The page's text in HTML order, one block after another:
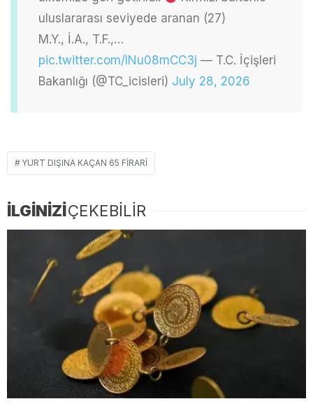
uluslararası seviyede aranan (27)
M.Y., İ.A., T.F.,…
pic.twitter.com/lNu08mCC3j — T.C. İçişleri
Bakanlığı (@TC_icisleri) July 28, 2026
YURT DIŞINA KAÇAN 65 FIRARI
İLGİNİZİÇEKEBİLİR